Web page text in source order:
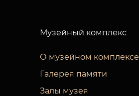
Музейный комплекс
О музейном комплексе
Галерея памяти
Залы музея